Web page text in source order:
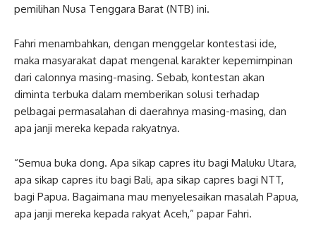
pemilihan Nusa Tenggara Barat (NTB) ini.
Fahri menambahkan, dengan menggelar kontestasi ide,
maka masyarakat dapat mengenal karakter kepemimpinan
dari calonnya masing-masing. Sebab, kontestan akan
diminta terbuka dalam memberikan solusi terhadap
pelbagai permasalahan di daerahnya masing-masing, dan
apa janji mereka kepada rakyatnya.
“Semua buka dong. Apa sikap capres itu bagi Maluku Utara,
apa sikap capres itu bagi Bali, apa sikap capres bagi NTT,
bagi Papua. Bagaimana mau menyelesaikan masalah Papua,
apa janji mereka kepada rakyat Aceh,” papar Fahri.